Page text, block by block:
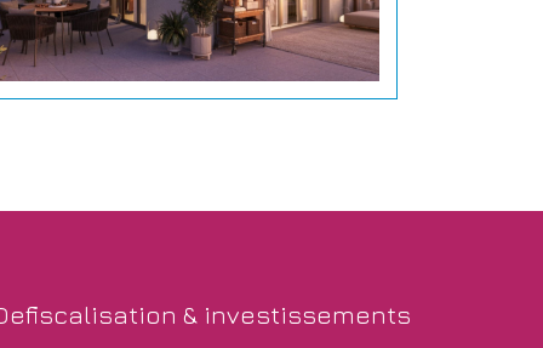
defiscalisation & investissements